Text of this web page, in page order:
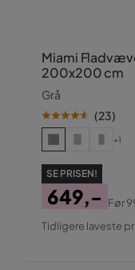
Miami
200x200 cm
Grå
(23)
+1
SE PRISEN!
Pris
649,-
Original
Før
Tidligere laveste